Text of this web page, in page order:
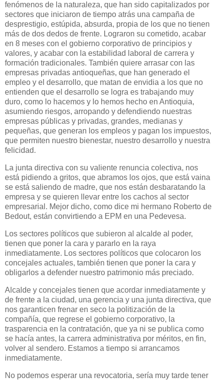
fenómenos de la naturaleza, que han sido capitalizados por
sectores que iniciaron de tiempo atrás una campaña de
desprestigio, estúpida, absurda, propia de los que no tienen
más de dos dedos de frente. Lograron su cometido, acabar
en 8 meses con el gobierno corporativo de principios y
valores, y acabar con la estabilidad laboral de carrera y
formación tradicionales. También quiere arrasar con las
empresas privadas antioqueñas, que han generado el
empleo y el desarrollo, que matan de envidia a los que no
entienden que el desarrollo se logra es trabajando muy
duro, como lo hacemos y lo hemos hecho en Antioquia,
asumiendo riesgos, arropando y defendiendo nuestras
empresas públicas y privadas, grandes, medianas y
pequeñas, que generan los empleos y pagan los impuestos,
que permiten nuestro bienestar, nuestro desarrollo y nuestra
felicidad.
La junta directiva con su valiente renuncia colectiva, nos
está pidiendo a gritos, que abramos los ojos, que está vaina
se está saliendo de madre, que nos están desbaratando la
empresa y se quieren llevar entre los cachos al sector
empresarial. Mejor dicho, como dice mi hermano Roberto de
Bedout, están convirtiendo a EPM en una Pedevesa.
Los sectores políticos que subieron al alcalde al poder,
tienen que poner la cara y pararlo en la raya
inmediatamente. Los sectores políticos que colocaron los
concejales actuales, también tienen que poner la cara y
obligarlos a defender nuestro patrimonio más preciado.
Alcalde y concejales tienen que acordar inmediatamente y
de frente a la ciudad, una gerencia y una junta directiva, que
nos garanticen frenar en seco la politización de la
compañía, que regrese el gobierno corporativo, la
trasparencia en la contratación, que ya ni se publica como
se hacía antes, la carrera administrativa por méritos, en fin,
volver al sendero. Estamos a tiempo si arrancamos
inmediatamente.
No podemos esperar una revocatoria, sería muy tarde tener